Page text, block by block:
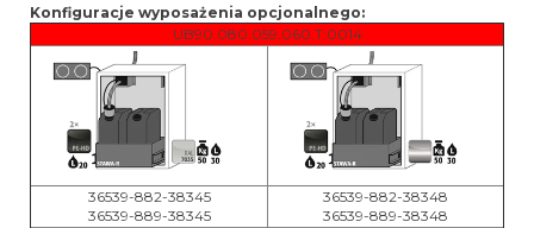
Konfiguracje wyposażenia opcjonalnego:
UB90.080.059.060.T:0014
36539-882-38345
36539-889-38345
36539-882-38348
36539-889-38348